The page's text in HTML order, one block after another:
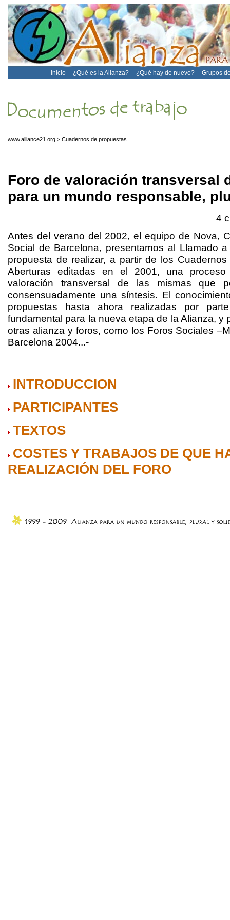
Inicio ¿Qué es la Alianza? ¿Qué hay de nuevo? Grupos
www.alliance21.org > Cuadernos de propuestas
Foro de valoración transversal
para un mundo responsable,
4
Antes del verano del 2002, el equipo de Nova,
Social de Barcelona, presentamos al Llamado
propuesta de realizar, a partir de los
Aberturas editadas en el 2001, una
valoración transversal de las mismas que
consensuadamente una síntesis. El
propuestas hasta ahora realizadas por
fundamental para la nueva etapa de la Alianza, y
otras alianza y foros, como los Foros Sociales
Barcelona 2004...-
INTRODUCCION
PARTICIPANTES
TEXTOS
COSTES Y TRABAJOS DE QUE
REALIZACIÓN DEL FORO